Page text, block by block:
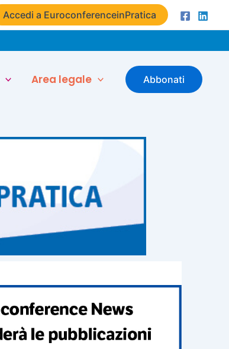
Accedi a EuroconferenceinPratica
Area legale Abbonati